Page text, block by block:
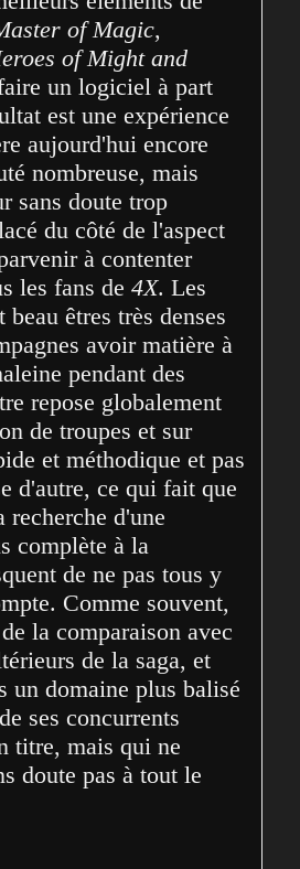
of Magic
of Might and
un logiciel à part
est une expérience
aujourd'hui encore
nombreuse, mais
sans doute trop
du côté de l'aspect
à contenter
les fans de 4X. Les
êtres très denses
avoir matière à
pendant des
repose globalement
de troupes et sur
et méthodique et pas
d'autre, ce qui fait que
recherche d'une
de ne pas tous y
Comme souvent,
la comparaison avec
de la saga, et
un domaine plus balisé
ses concurrents
titre, mais qui ne
doute pas à tout le